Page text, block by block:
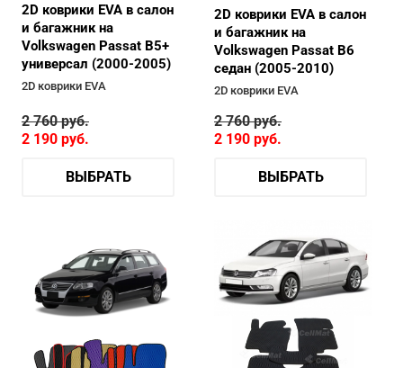
2D коврики EVA в салон
и багажник на
Volkswagen Passat B5+
универсал (2000-2005)
2D коврики EVA
2 760руб.
2 190 руб.
ВЫБРАТЬ
2D коврики EVA в салон
и багажник на
Volkswagen Passat B6
седан (2005-2010)
2D коврики EVA
2 760руб.
2 190 руб.
ВЫБРАТЬ